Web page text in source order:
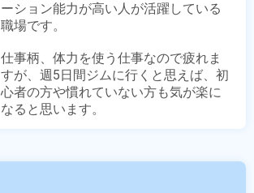
ーション能力が高い人が活躍している
職場です。
仕事柄、体力を使う仕事なので疲れま
すが、週5日間ジムに行くと思えば、初
心者の方や慣れていない方も気が楽に
なると思います。